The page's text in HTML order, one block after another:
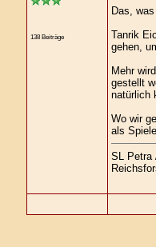
138 Beiträge
Das,
Tanrik
gehen,
Mehr
gestellt
natürlich
Wo wir
als
SL Petra